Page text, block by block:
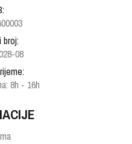
broj:
08
8h - 16h